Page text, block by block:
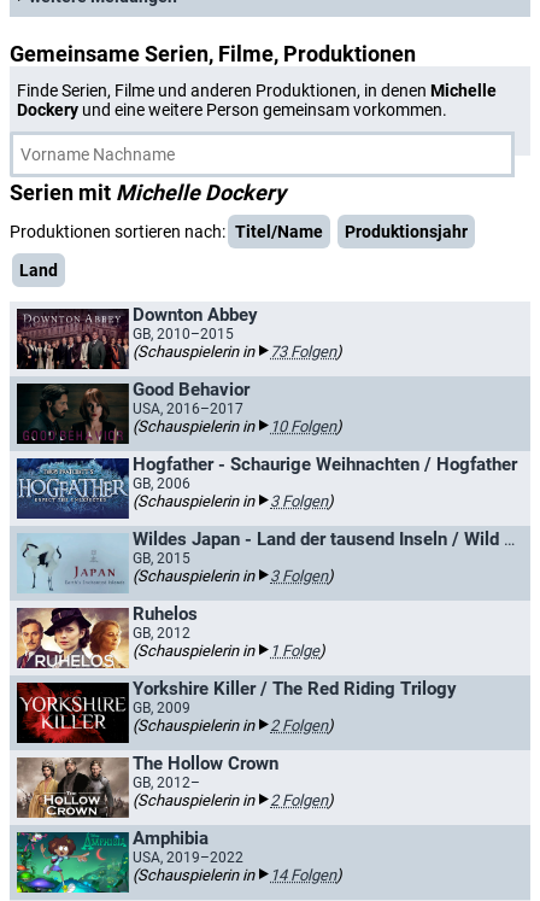
Gemeinsame Serien, Filme, Produktionen
Finde Serien, Filme und anderen Produktionen, in denen Michelle
Dockery und eine weitere Person gemeinsam vorkommen.
Serien mit Michelle Dockery
Produktionen sortieren nach: Titel/Name
Produktionsjahr
Land
Downton Abbey
GB, 2010–2015
(Schauspielerin in 73 Folgen)
Good Behavior
USA, 2016–2017
(Schauspielerin in 10 Folgen)
Hogfather - Schaurige Weihnachten / Hogfather
GB, 2006
(Schauspielerin in 3 Folgen)
Wildes Japan - Land der tausend Inseln / Wild Japan
GB, 2015
(Schauspielerin in 3 Folgen)
Ruhelos
GB, 2012
(Schauspielerin in 1 Folge)
Yorkshire Killer / The Red Riding Trilogy
GB, 2009
(Schauspielerin in 2 Folgen)
The Hollow Crown
GB, 2012–
(Schauspielerin in 2 Folgen)
Amphibia
USA, 2019–2022
(Schauspielerin in 14 Folgen)